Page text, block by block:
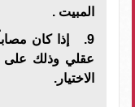
المبيت .
9. إذا كان
عقلي وذلك على
الاختيار.